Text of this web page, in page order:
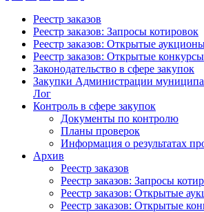
Реестр заказов
Реестр заказов: Запросы котировок
Реестр заказов: Открытые
Реестр заказов: Открытые конкурсы
Законодательство в сфере закупок
Закупки Администрации
Лог
Контроль в сфере закупок
Документы по контролю
Планы проверок
Информация о результатах
Архив
Реестр заказов
Реестр заказов: Запросы
Реестр заказов: Открытые
Реестр заказов: Открытые